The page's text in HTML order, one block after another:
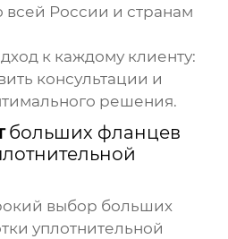
всей России и странам
к каждому клиенту:
консультации и
решения.
больших фланцев
выбор больших
уплотнительной